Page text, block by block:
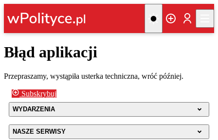
Błąd aplikacji
Przepraszamy, wystąpiła usterka techniczna, wróć później.
Subskrybuj
WYDARZENIA
NASZE SERWISY